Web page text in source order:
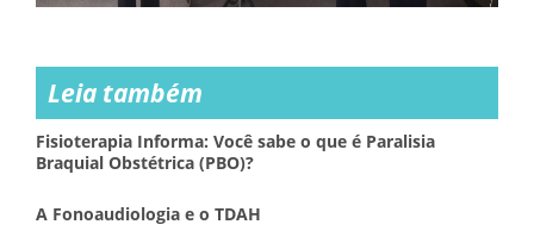
Leia também
Fisioterapia Informa: Você sabe o que é Paralisia
Braquial Obstétrica (PBO)?
A Fonoaudiologia e o TDAH